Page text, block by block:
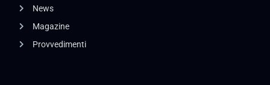
News
Magazine
Provvedimenti